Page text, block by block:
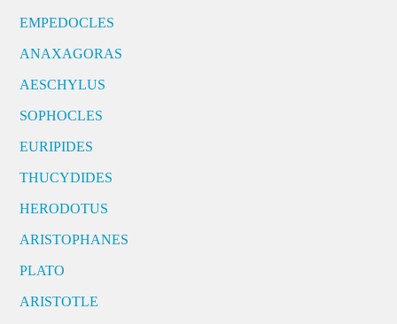
EMPEDOCLES
ANAXAGORAS
AESCHYLUS
SOPHOCLES
EURIPIDES
THUCYDIDES
HERODOTUS
ARISTOPHANES
PLATO
ARISTOTLE